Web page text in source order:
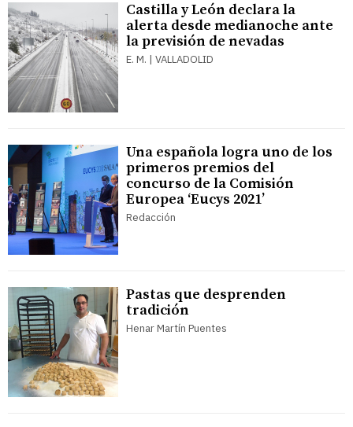
Castilla y León declara la
alerta desde medianoche ante
la previsión de nevadas
E. M. | VALLADOLID
Una española logra uno de los
primeros premios del
concurso de la Comisión
Europea ‘Eucys 2021’
Redacción
Pastas que desprenden
tradición
Henar Martín Puentes